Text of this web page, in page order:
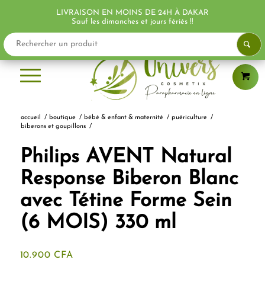
accueil / boutique / bébé & enfant & maternité / puériculture
/
biberons et goupillons /
Philips AVENT Natural
Response Biberon Blanc
avec Tétine Forme Sein
(6 MOIS) 330 ml
10.900 CFA
LIVRAISON EN MOINS DE 24H À DAKAR
Sauf les dimanches et jours fériés !!